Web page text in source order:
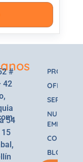
#
42
54
OFERTAS
SERVICIOS
NUESTRA
EMPRESA
BLOG